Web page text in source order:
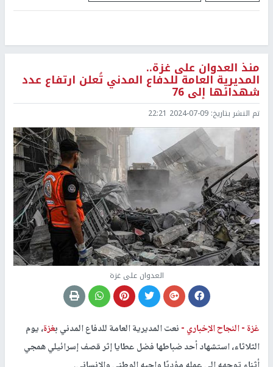
منذ العدوان على غزة..
المديرية العامة للدفاع المدني تُعلن ارتفاع عدد
شهدائها إلى 76
تم النشر بتاريخ: 2024-07-09 22:21
العدوان على غزة
غزة -النجاح الإخباري -نعت المديرية العامة للدفاع المدني بغزة، يوم
الثلاثاء، استشهاد أحد ضباطها فضل عطايا إثر قصف إسرائيلي همجي